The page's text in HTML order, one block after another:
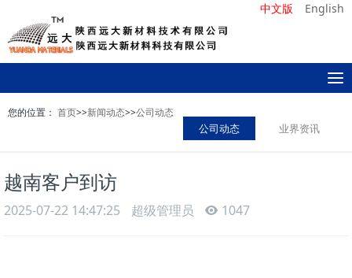
English
中文版
T
o
您的位置： 首页>>新闻动态>>公司动态
公司动态 业界资讯
越南客户到访
2025-07-22 14:47:25 超级管理员 1047